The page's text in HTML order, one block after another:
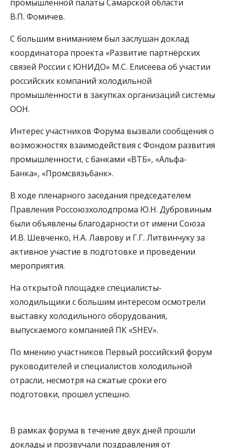
промышленной палаты Самарской области
В.П. Фомичев.
С большим вниманием был заслушан доклад
координатора проекта «Развитие партнёрских
связей России с ЮНИДО» М.С. Елисеева об участии
российских компаний холодильной
промышленности в закупках организаций системы
ООН.
Интерес участников Форума вызвали сообщения о
возможностях взаимодействия с Фондом развития
промышленности, с банками «ВТБ», «Альфа-
Банка», «Промсвязьбанк».
В ходе пленарного заседания председателем
Правления Россоюзхолодпрома Ю.Н. Дубровиным
были объявлены благодарности от имени Союза
И.В. Шевченко, Н.А. Лаврову и Г.Г. Литвинчуку за
активное участие в подготовке и проведении
мероприятия.
На открытой площадке специалисты-
холодильщики с большим интересом осмотрели
выставку холодильного оборудования,
выпускаемого компанией ПК «SHEV».
По мнению участников Первый российский форум
руководителей и специалистов холодильной
отрасли, несмотря на сжатые сроки его
подготовки, прошел успешно.
В рамках форума в течение двух дней прошли
доклады и прозвучали поздравления от